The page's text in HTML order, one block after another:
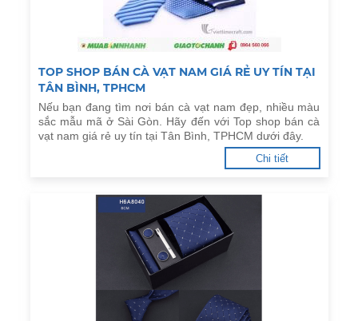
TOP SHOP BÁN CÀ VẠT NAM GIÁ RẺ UY TÍN TẠI
TÂN BÌNH, TPHCM
Nếu bạn đang tìm nơi bán cà vạt nam đẹp, nhiều màu
sắc mẫu mã ở Sài Gòn. Hãy đến với Top shop bán cà
vạt nam giá rẻ uy tín tại Tân Bình, TPHCM dưới đây.
Chi tiết